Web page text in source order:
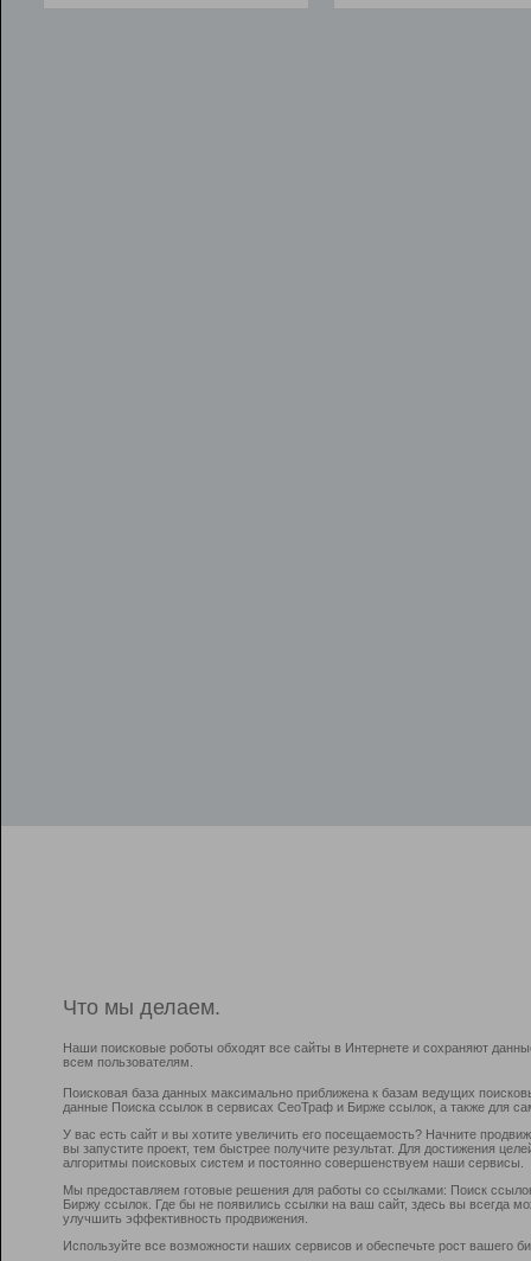
Что мы делаем.
Наши поисковые роботы обходят все сайты в Интернете и сохраняют
всем пользователям.
Поисковая база данных максимально приближена к базам ведущих
данные Поиска ссылок в сервисах СеоТраф и Бирже ссылок, а также для
У вас есть сайт и вы хотите увеличить его посещаемость? Начните
вы запустите проект, тем быстрее получите результат. Для достижения
алгоритмы поисковых систем и постоянно совершенствуем наши сервисы.
Мы предоставляем готовые решения для работы со ссылками: Поиск
Биржу ссылок. Где бы не появились ссылки на ваш сайт, здесь вы всегда
улучшить эффективность продвижения.
Используйте все возможности наших сервисов и обеспечьте рост вашего